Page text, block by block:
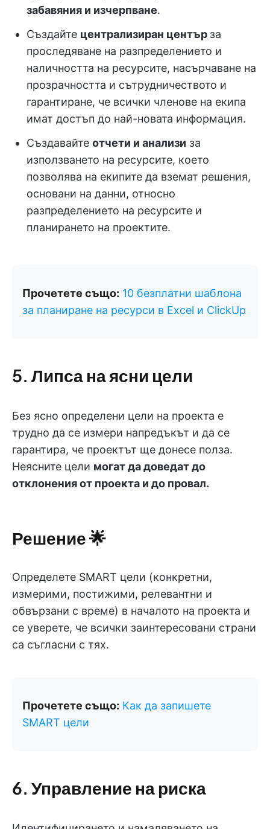
забавяния и изчерпване.
Създайте централизиран център за
проследяване на разпределението и
наличността на ресурсите, насърчаване на
прозрачността и сътрудничеството и
гарантиране, че всички членове на екипа
имат достъп до най-новата информация.
Създавайте отчети и анализи за
използването на ресурсите, което
позволява на екипите да вземат решения,
основани на данни, относно
разпределението на ресурсите и
планирането на проектите.
Прочетете също: 10 безплатни шаблона
за планиране на ресурси в Excel и ClickUp
5. Липса на ясни цели
Без ясно определени цели на проекта е
трудно да се измери напредъкът и да се
гарантира, че проектът ще донесе полза.
Неясните цели могат да доведат до
отклонения от проекта и до провал.
Решение🌟
Определете SMART цели (конкретни,
измерими, постижими, релевантни и
обвързани с време) в началото на проекта и
се уверете, че всички заинтересовани страни
са съгласни с тях.
Прочетете също: Как да запишете
SMART цели
6. Управление на риска